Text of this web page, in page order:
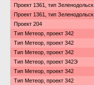
Проект 1361, тип Зеленодольск
Проект 1361, тип Зеленодольск
Проект 204
Тип Метеор, проект 342
Тип Метеор, проект 342
Тип Метеор, проект 342
Тип Метеор, проект 342Э
Тип Метеор, проект 342
Тип Метеор, проект 342